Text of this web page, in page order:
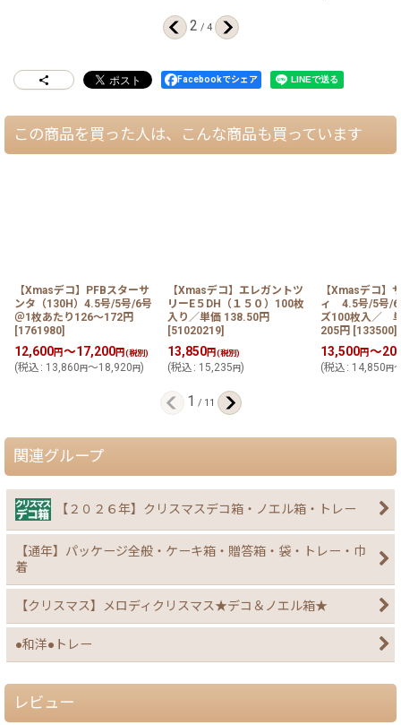
2 / 4
Facebookでシェア
この商品を買った人は、こんな商品も買っています
【Xmasデコ】PFBスターサ
ンタ（130H）4.5号/5号/6号
＠1枚あたり126〜172円
[1761980]
12,600円～17,200円(税別)
(税込 : 13,860円～18,920円)
【Xmasデコ】エレガントツ
リーE５DH（１５０）100枚
入り／単価 138.50円
[51020219]
13,850円(税別)
(税込 : 15,235円)
【Xmasデコ】
ィ 4.5号/5号/
ズ100枚入／
205円 [133500]
13,500円～
(税込 : 14,850円
1 / 11
関連グループ
【２０２６年】クリスマスデコ箱・ノエル箱・トレー
【通年】パッケージ全般・ケーキ箱・贈答箱・袋・トレー・巾
着
【クリスマス】メロディクリスマス★デコ＆ノエル箱★
●和洋●トレー
レビュー